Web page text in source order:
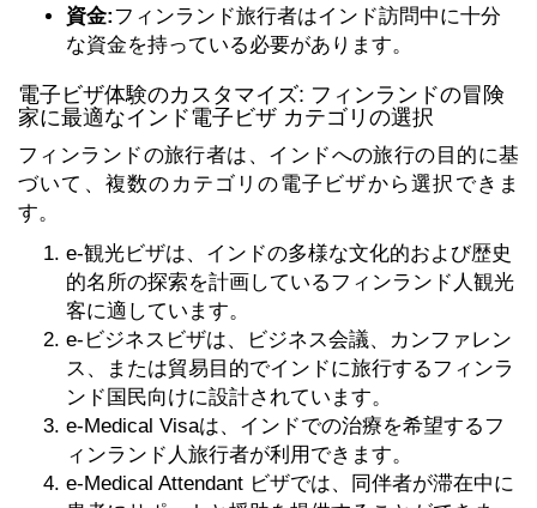
資金:フィンランド旅行者はインド訪問中に十分
な資金を持っている必要があります。
電子ビザ体験のカスタマイズ: フィンランドの冒険
家に最適なインド電子ビザ カテゴリの選択
フィンランドの旅行者は、インドへの旅行の目的に基
づいて、複数のカテゴリの電子ビザから選択できま
す。
e-観光ビザは、インドの多様な文化的および歴史
的名所の探索を計画しているフィンランド人観光
客に適しています。
e-ビジネスビザは、ビジネス会議、カンファレン
ス、または貿易目的でインドに旅行するフィンラ
ンド国民向けに設計されています。
e-Medical Visaは、インドでの治療を希望するフ
ィンランド人旅行者が利用できます。
e-Medical Attendant ビザでは、同伴者が滞在中に